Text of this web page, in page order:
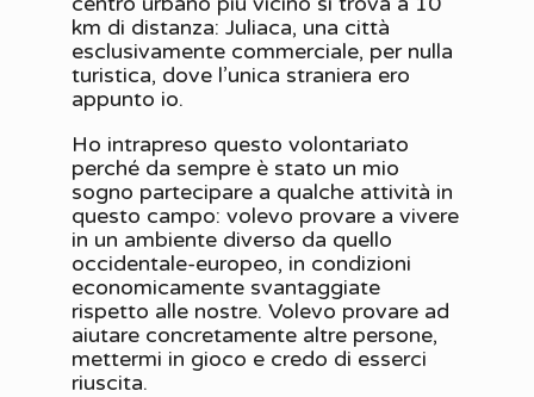
km di distanza: Juliaca, una città
esclusivamente commerciale, per nulla
turistica, dove l’unica straniera ero
appunto io.
Ho intrapreso questo volontariato
perché da sempre è stato un mio
sogno partecipare a qualche attività in
questo campo: volevo provare a vivere
in un ambiente diverso da quello
occidentale-europeo, in condizioni
economicamente svantaggiate
rispetto alle nostre. Volevo provare ad
aiutare concretamente altre persone,
mettermi in gioco e credo di esserci
riuscita.